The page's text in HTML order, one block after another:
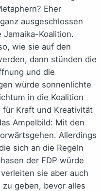
Eher
ausgeschlossen
Koalition.
wie sie auf den
dann stünden die
und die
würde sonnenlichte
in die Koalition
für Kraft und Kreativität
Ampelbild: Mit den
Allerdings
sich an die Regeln
der FDP würde
sie aber auch
geben, bevor alles